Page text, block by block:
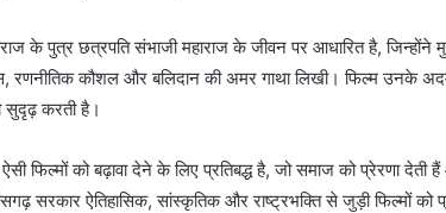
के पुत्र छत्रपति संभाजी महाराज के जीवन पर आधारित है,
कौशल और बलिदान की अमर गाथा लिखी। फिल्म उनके
सुदृढ़ करती है।
फिल्मों को बढ़ावा देने के लिए प्रतिबद्ध है, जो समाज को प्रेरणा
सरकार ऐतिहासिक, सांस्कृतिक और राष्ट्रभक्ति से जुड़ी फिल्मों को